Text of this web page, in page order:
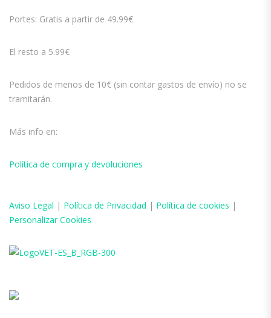
Portes: Gratis a partir de 49.99€
El resto a 5.99€
Pedidos de menos de 10€ (sin contar gastos de envío) no se
tramitarán.
Más info en:
Política de compra y devoluciones
Aviso Legal | Política de Privacidad | Política de cookies |
Personalizar Cookies